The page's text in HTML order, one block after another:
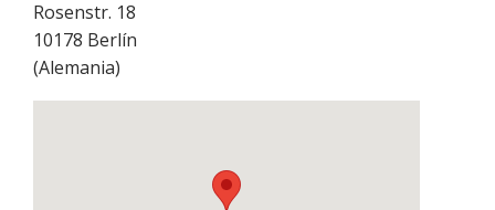
Rosenstr. 18
10178 Berlín
(Alemania)